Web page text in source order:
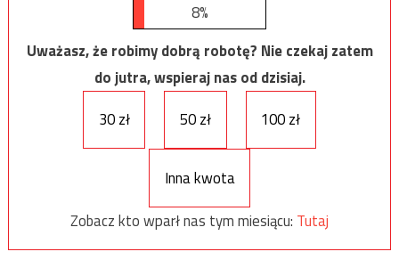
8%
Uważasz, że robimy dobrą robotę? Nie czekaj zatem
do jutra, wspieraj nas od dzisiaj.
30 zł
50 zł 100 zł
Inna kwota
Zobacz kto wparł nas tym miesiącu: Tutaj